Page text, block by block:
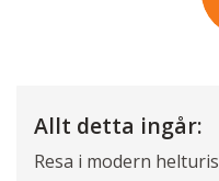
Allt detta ingår:
Resa i modern